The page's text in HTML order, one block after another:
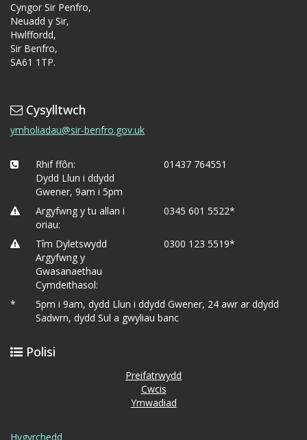
Cyngor Sir Penfro,
Neuadd y Sir,
Hwlffordd,
Sir Benfro,
SA61 1TP.
Cysylltwch
ymholiadau@sir-benfro.gov.uk
Rhif ffôn:
Dydd Llun i ddydd
Gwener, 9am i 5pm
01437 764551
Argyfwng y tu allan i
oriau:
0345 601 5522*
Tîm Dyletswydd
Argyfwng y
Gwasanaethau
Cymdeithasol:
0300 123 5519*
*
5pm i 9am, dydd Llun i ddydd Gwener, 24 awr ar ddydd
Sadwrn, dydd Sul a gwyliau banc
Polisi
Preifatrwydd
Cwcis
Ymwadiad
Hygyrchedd